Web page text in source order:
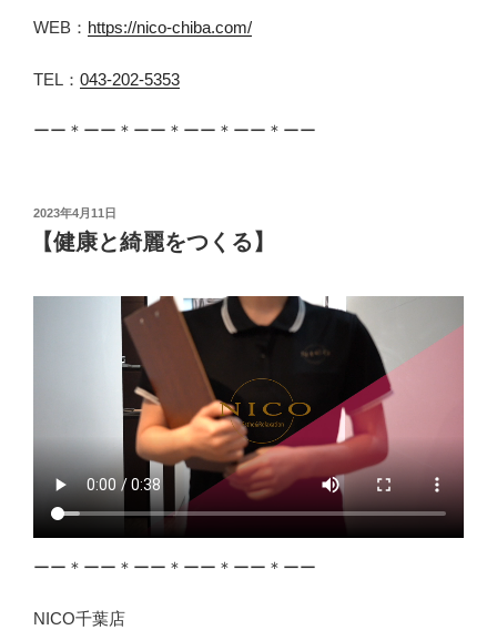
WEB： https://nico-chiba.com/
TEL： 043-202-5353
ーー＊ーー＊ーー＊ーー＊ーー＊ーー
投
日:
2023年4月11日
【健康と綺麗をつくる】
ーー＊ーー＊ーー＊ーー＊ーー＊ーー
NICO千葉店